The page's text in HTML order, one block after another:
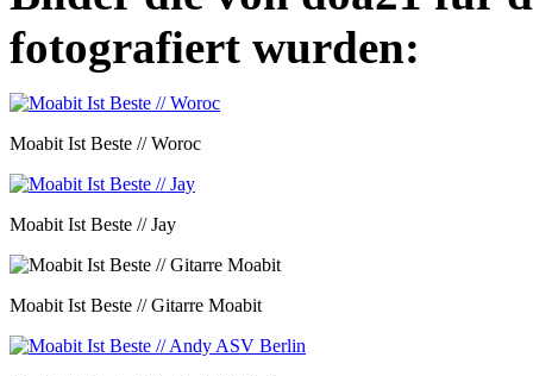
fotografiert wurden:
Moabit Ist Beste // Woroc
Moabit Ist Beste // Jay
Moabit Ist Beste // Gitarre Moabit